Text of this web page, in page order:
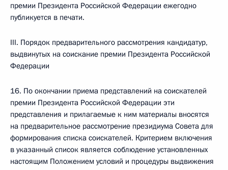
премии Президента Российской Федерации ежегодно
публикуется в печати.
III. Порядок предварительного рассмотрения кандидатур,
выдвинутых на соискание премии Президента Российской
Федерации
16. По окончании приема представлений на соискателей
премии Президента Российской Федерации эти
представления и прилагаемые к ним материалы вносятся
на предварительное рассмотрение президиума Совета для
формирования списка соискателей. Критерием включения
в указанный список является соблюдение установленных
настоящим Положением условий и процедуры выдвижения